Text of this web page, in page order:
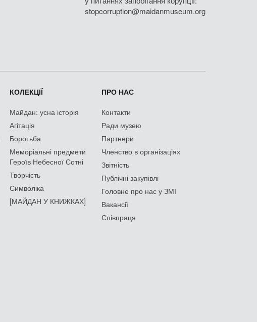
stopcorruption@maidanmuseum.org
КОЛЕКЦІЇ
Майдан: усна історія
Агітація
Боротьба
Меморіальні предмети
Героїв Небесної Сотні
Творчість
Символіка
[МАЙДАН У КНИЖКАХ]
ПРО НАС
Контакти
Ради музею
Партнери
Членство в організаціях
Звітність
Публічні закупівлі
Головне про нас у ЗМІ
Вакансії
Співпраця